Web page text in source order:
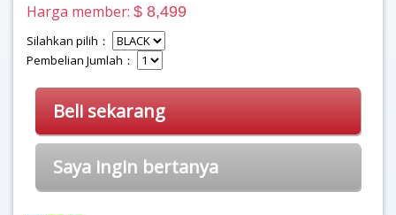
Harga member: $ 8,499
Silahkan pilih：
Pembelian Jumlah：
Beli sekarang
Saya ingin bertanya